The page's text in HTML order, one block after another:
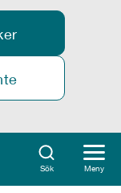
Sök Meny